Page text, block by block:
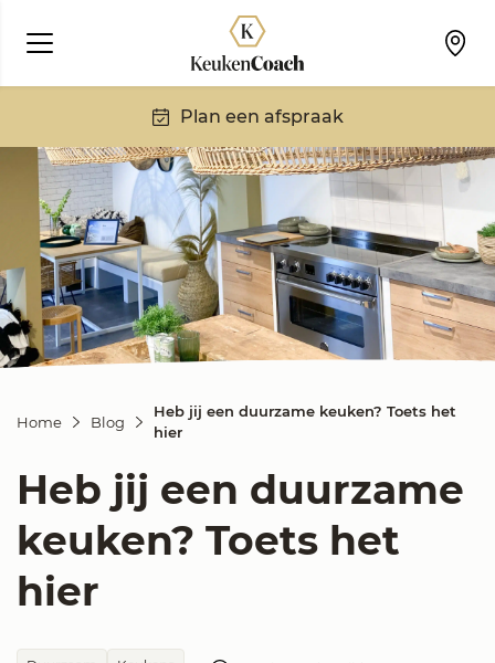
Plan een afspraak
Home Blog
Heb jij een duurzame keuken? Toets het
hier
Heb jij een duurzame
keuken? Toets het
hier